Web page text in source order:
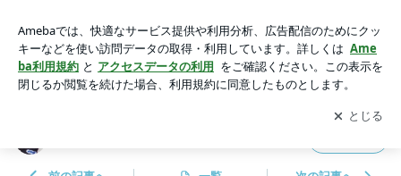
アプリをダウンロードして ブログの更新通知
を受け取りまし
ょう。
開く